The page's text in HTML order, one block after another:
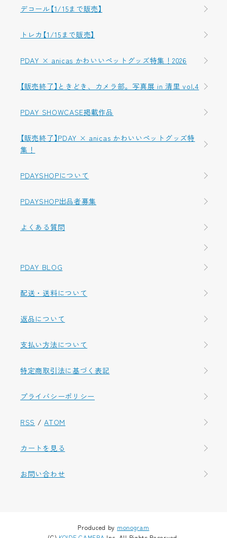
デコール【1/15まで販売】
トレカ【1/15まで販売】
PDAY × anicas かわいいペットグッズ特集！2026
【販売終了】ときどき、カメラ部。写真展 in 清里 vol.4
PDAY SHOWCASE掲載作品
【販売終了】PDAY × anicas かわいいペットグッズ特
集！
PDAYSHOPについて
PDAYSHOP出品者募集
よくある質問
PDAY BLOG
配送・送料について
返品について
支払い方法について
特定商取引法に基づく表記
プライバシーポリシー
RSS /ATOM
カートを見る
お問い合わせ
Produced by monogram